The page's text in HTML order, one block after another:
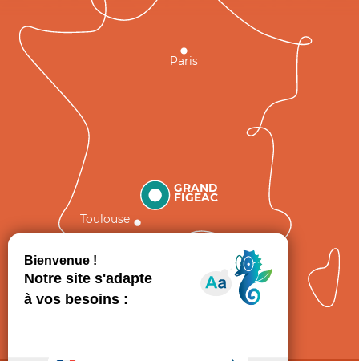
GRAND
FIGEAC
Toulouse
Paris